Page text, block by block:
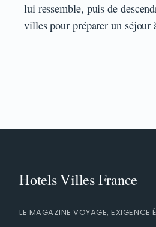
lui ressemble, puis de
villes pour préparer un séjour
LE MAGAZINE VOYAGE, EXIGENCE